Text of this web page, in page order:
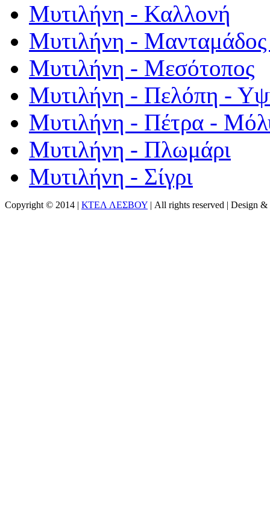
Μυτιλήνη - Καλλονή
Μυτιλήνη - Μανταμάδος
Μυτιλήνη - Μεσότοπος
Μυτιλήνη - Πελόπη -
Μυτιλήνη - Πέτρα -
Μυτιλήνη - Πλωμάρι
Μυτιλήνη - Σίγρι
Copyright © 2014 | ΚΤΕΛ ΛΕΣΒΟΥ | All rights reserved | Design &